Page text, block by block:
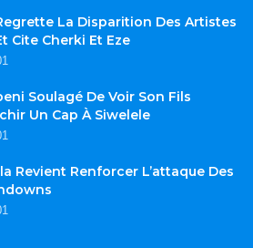
La Disparition Des Artistes
Cite Cherki Et Eze
Soulagé De Voir Son Fils
Un Cap À Siwelele
Revient Renforcer L’attaque Des